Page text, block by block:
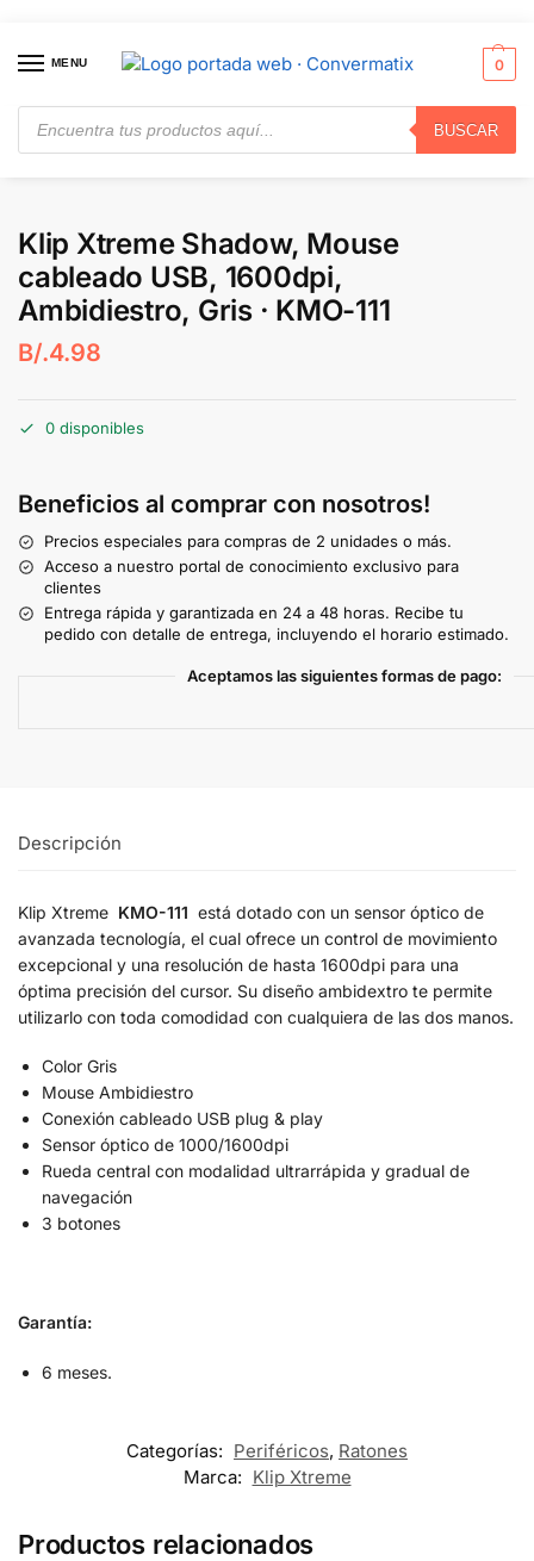
MENU
BUSCAR
0
Inicio / Periféricos / Ratones / Klip Xtreme Shadow, Mouse cableado USB, 1600dpi, Ambidiestro, Gris · KMO-111
Klip Xtreme Shadow, Mouse
cableado USB, 1600dpi,
Ambidiestro, Gris · KMO-111
B/.4.98
0 disponibles
Beneficios al comprar con nosotros!
Precios especiales para compras de 2 unidades o más.
Acceso a nuestro portal de conocimiento exclusivo para
clientes
Entrega rápida y garantizada en 24 a 48 horas. Recibe tu
pedido con detalle de entrega, incluyendo el horario estimado.
Aceptamos las siguientes formas de pago:
Descripción
Klip Xtreme KMO-111 está dotado con un sensor óptico de
avanzada tecnología, el cual ofrece un control de movimiento
excepcional y una resolución de hasta 1600dpi para una
óptima precisión del cursor. Su diseño ambidextro te permite
utilizarlo con toda comodidad con cualquiera de las dos manos.
Color Gris
Mouse Ambidiestro
Conexión cableado USB plug & play
Sensor óptico de 1000/1600dpi
Rueda central con modalidad ultrarrápida y gradual de
navegación
3 botones
Garantía:
6 meses.
Categorías: Periféricos, Ratones
Marca: Klip Xtreme
Productos relacionados